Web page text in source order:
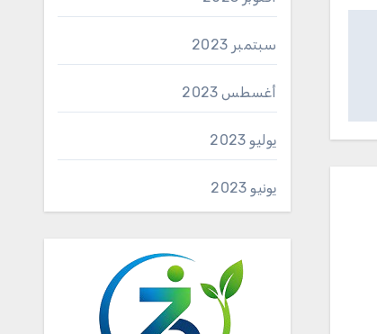
سبتمبر 2023
أغسطس 2023
يوليو 2023
يونيو 2023